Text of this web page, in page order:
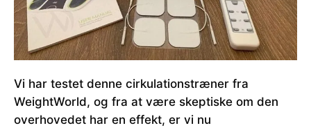
Vi har testet denne cirkulationstræner fra
WeightWorld, og fra at være skeptiske om den
overhovedet har en effekt, er vi nu